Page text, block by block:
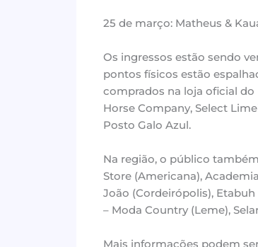
25 de março: Matheus &
Os ingressos estão sendo
pontos físicos estão
comprados na loja oficial do
Horse Company, Select
Posto Galo Azul.
Na região, o público
Store (Americana),
João (Cordeirópolis), Etabuh
– Moda Country (Leme),
Mais informações podem